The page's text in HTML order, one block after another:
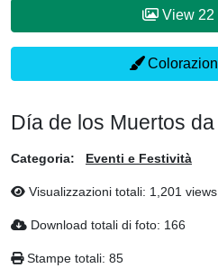
Día de los Muertos
Categoria: Eventi e Festività
Visualizzazioni totali: 1,201 views
Download totali di foto: 166
Stampe totali: 85